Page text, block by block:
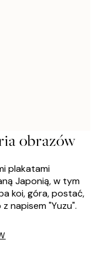
obrazów
plakatami
Japonią, w tym
koi, góra, postać,
napisem "Yuzu".